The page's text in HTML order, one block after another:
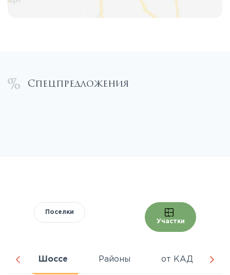
Спецпредложения
Поселки
Участки
Шоссе Районы от КАД